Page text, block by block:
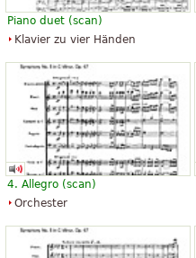
Piano duet (scan)
Klavier zu vier Händen
4. Allegro (scan)
Orchester